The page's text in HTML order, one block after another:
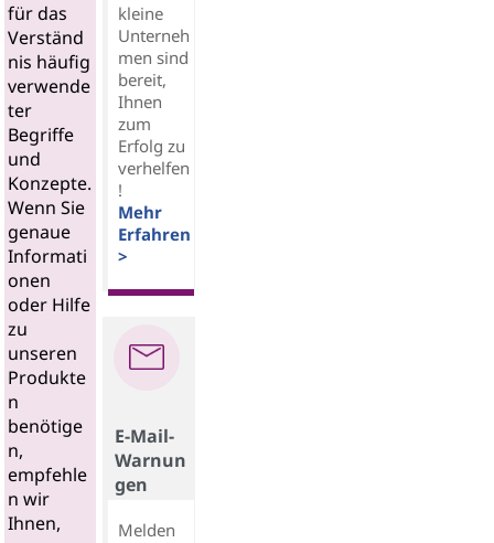
für das
Verständ
nis häufig
verwende
ter
Begriffe
und
Konzepte.
Wenn Sie
genaue
Informati
onen
oder Hilfe
zu
unseren
Produkte
n
benötige
n,
empfehle
n wir
Ihnen,
kleine
Unterneh
men sind
bereit,
Ihnen
zum
Erfolg zu
verhelfen
!
Mehr
Erfahren
>
E-Mail-
Warnun
gen
Melden